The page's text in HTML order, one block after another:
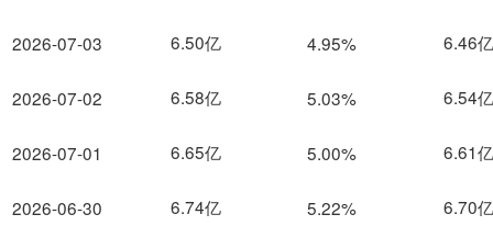
2026-07-03
2026-07-02
2026-07-01
2026-06-30
6.50亿 4.95% 6.46亿
6.58亿 5.03% 6.54亿
6.65亿 5.00% 6.61亿
6.74亿 5.22% 6.70亿